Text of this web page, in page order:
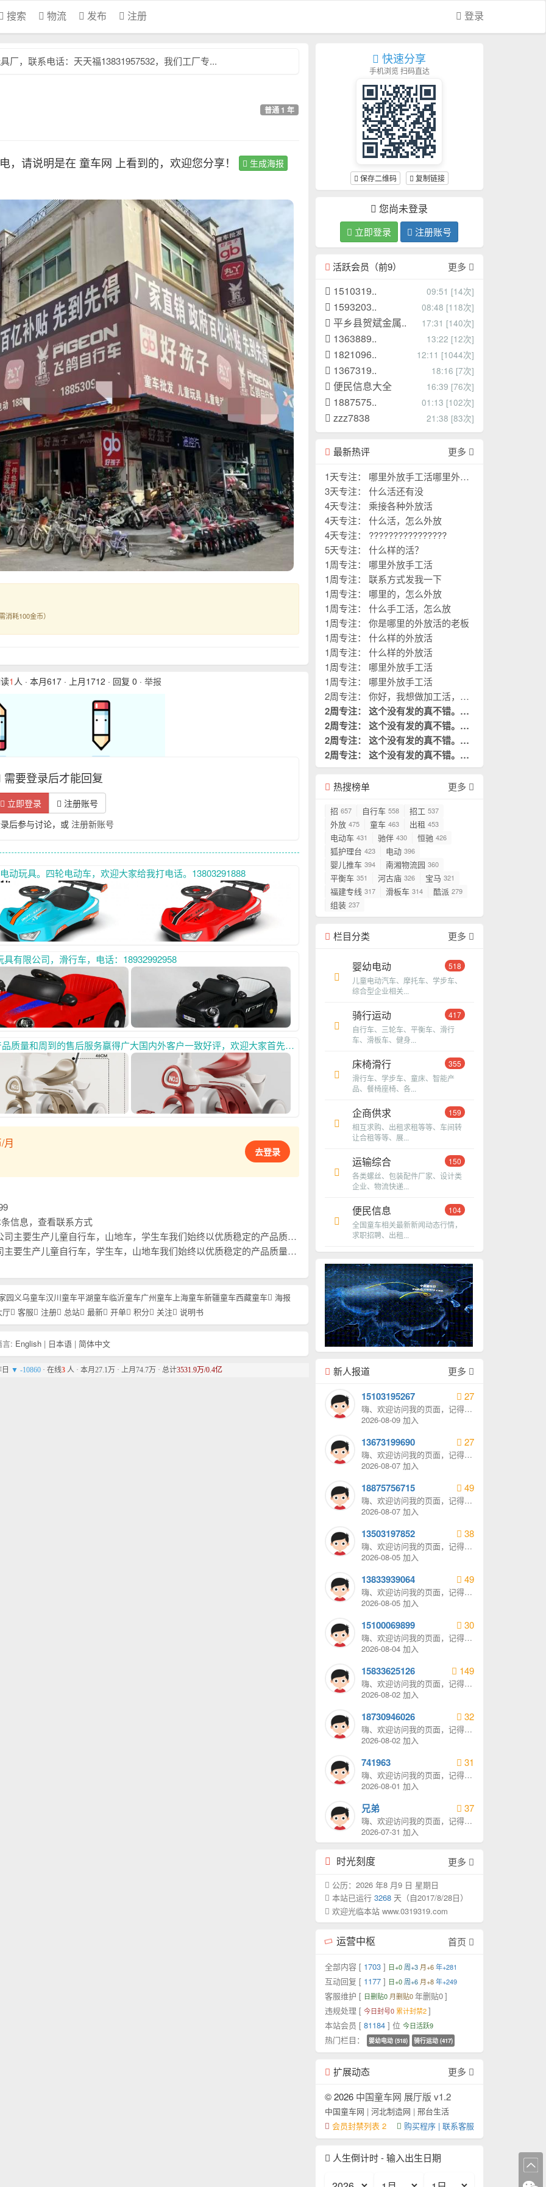
搜索 物流 发布 注册 登录
厂，联系电话：天天福13831957532，我们工厂专...
普通 1 年
，请说明是在 童车网 上看到的，欢迎您分享！
生成海报
需消耗100金币）
1 人 · 本月617 · 上月1712 · 回复 0 · 举报
需要登录后才能回复
立即登录
注册账号
后参与讨论，或 注册新账号
动玩具。四轮电动车，欢迎大家给我打电话。13803291888
有限公司，滑行车，电话：18932992958
得广大国内外客户一致好评，欢迎大家首先联系我们，合作共赢，晟依童儿童玩具电话：13931931733,
月
去登录
信息，查看联系方式
产品质量，和高效贴心的售后服务，以及高精尖锐的开发能力。赢得广大国内外客户一致好评，本年刚刚开发新品上市，欢迎大家进货首先联系我们，合作共赢！
品质量，和高效贴心的售后服务，以及高精尖锐的开发能力。赢得广大国内外客户一致好评，本年刚刚开发新品上市，欢迎大家进货首先联系我们，合作共赢！
园义乌童车汉川童车平湖童车临沂童车广州童车上海童车新疆童车西藏童车
海报
厅 客服 注册 总站 最新 开单 积分 关注 说明书
言: English | 日本语 | 简体中文
▼ -10860 · 在线3人 · 本月27.1万 · 上月74.7万 · 总计3531.9万/0.4亿
快速分享
手机浏览 扫码直达
保存二维码 复制链接
您尚未登录
立即登录 注册账号
活跃会员（前9） 更多
1510319.. 09:51 [14次]
1593203.. 08:48 [118次]
平乡县贺斌金属.. 17:31 [140次]
1363889.. 13:22 [12次]
1821096.. 12:11 [1044次]
1367319.. 18:16 [7次]
便民信息大全 16:39 [76次]
1887575.. 01:13 [102次]
zzz7838 21:38 [83次]
最新热评
更多
1天专注： 哪里外放手工活哪里外放
手工活
3天专注： 什么活还有没
4天专注： 乘接各种外放活
4天专注： 什么活，怎么外放
4天专注： ????????????????
5天专注： 什么样的活？
1周专注： 哪里外放手工活
1周专注： 联系方式发我一下
1周专注： 哪里的，怎么外放
1周专注： 什么手工活，怎么放
1周专注： 你是哪里的外放活的老板
1周专注： 什么样的外放活
1周专注： 什么样的外放活
1周专注： 哪里外放手工活
1周专注： 哪里外放手工活
2周专注： 你好，我想做加工活，您
的厂子在哪？
2周专注： 这个没有发的真不错。这
是我需要阅读的。 置顶
2周专注： 这个没有发的真不错。这
是我需要阅读的。 置顶
2周专注： 这个没有发的真不错。这
是我需要阅读的。 置顶
2周专注： 这个没有发的真不错。这
是我需要阅读的。 置顶
热搜榜单 更多
招 657 自行车 558 招工 537
外放 475 童车 463 出租 453
电动车 431 驰伴 430 恒驰 426
狐护理台 423 电动 396
婴儿推车 394 南湘物流园 360
平衡车 351 河古庙 326 宝马 321
福建专线 317 滑板车 314 酷派 279
组装 237
栏目分类 更多
婴幼电动
518
儿童电动汽车、摩托车、学步车、
综合型企业相关...
骑行运动
417
自行车、三轮车、平衡车、滑行
车、滑板车、健身...
床椅滑行
355
滑行车、学步车、童床、智能产
品、餐椅座椅、各...
企商供求
159
相互求购、出租求租等等、车间转
让合租等等、展...
运输综合
150
各类螺丝、包装配件厂家、设计类
企业、物流快递...
便民信息
104
全国童车相关最新新闻动态行情，
求职招聘、出租...
新人报道 更多
15103195267 27
嗨、欢迎访问我的页面，记得给
我发消息哦。
2026-08-09 加入
13673199690 27
嗨、欢迎访问我的页面，记得给
我发消息哦。
2026-08-07 加入
18875756715 49
嗨、欢迎访问我的页面，记得给
我发消息哦。
2026-08-07 加入
13503197852 38
嗨、欢迎访问我的页面，记得给
我发消息哦。
2026-08-05 加入
13833939064 49
嗨、欢迎访问我的页面，记得给
我发消息哦。
2026-08-05 加入
15100069899 30
嗨、欢迎访问我的页面，记得给
我发消息哦。
2026-08-04 加入
15833625126 149
嗨、欢迎访问我的页面，记得给
我发消息哦。
2026-08-02 加入
18730946026 32
嗨、欢迎访问我的页面，记得给
我发消息哦。
2026-08-02 加入
741963 31
嗨、欢迎访问我的页面，记得给
我发消息哦。
2026-08-01 加入
兄弟 37
嗨、欢迎访问我的页面，记得给
我发消息哦。
2026-07-31 加入
时光刻度 更多
公历：2026 年8 月9 日 星期日
本站已运行 3268 天（自2017/8/28日）
欢迎光临本站 www.0319319.com
运营中枢 首页
全部内容 [ 1703] 日+0 周+3 月+6 年+281
互动回复 [ 1177] 日+0 周+6 月+8 年+249
客服维护 [ 日删贴0 月删贴0 年删贴0]
违规处理 [ 今日封号0 累计封禁2]
本站会员 [ 81184] 位 今日活跃9
热门栏目： 婴幼电动 (518) 骑行运动 (417)
扩展动态
更多
© 2026 中国童车网 展厅版 v1.2
中国童车网 | 河北制造网 | 邢台生活
会员封禁列表 2
购买程序 | 联系客服
人生倒计时 - 输入出生日期